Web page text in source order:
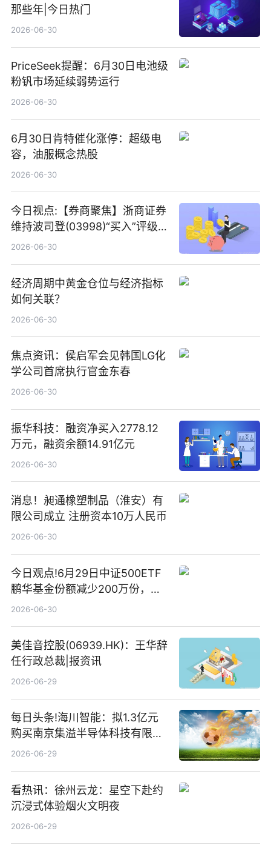
那些年|今日热门
2026-06-30
PriceSeek提醒：6月30日电池级
粉钒市场延续弱势运行
2026-06-30
6月30日肯特催化涨停：超级电
容，油服概念热股
2026-06-30
今日视点:【券商聚焦】浙商证券
维持波司登(03998)“买入”评级
指其业绩高质量稳增长
2026-06-30
经济周期中黄金仓位与经济指标
如何关联？
2026-06-30
焦点资讯：侯启军会见韩国LG化
学公司首席执行官金东春
2026-06-30
振华科技：融资净买入2778.12
万元，融资余额14.91亿元
2026-06-30
消息！昶通橡塑制品（淮安）有
限公司成立 注册资本10万人民币
2026-06-30
今日观点!6月29日中证500ETF
鹏华基金份额减少200万份，重
仓股亨通光电、赤峰黄金、佰维
2026-06-30
美佳音控股(06939.HK)：王华辞
任行政总裁|报资讯
2026-06-29
每日头条!海川智能：拟1.3亿元
购买南京集溢半导体科技有限公
司15.3%股权
2026-06-29
看热讯：徐州云龙：星空下赴约
沉浸式体验烟火文明夜
2026-06-29